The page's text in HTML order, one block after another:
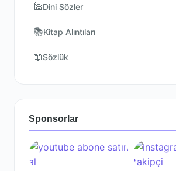
🕌Dini Sözler
📚Kitap Alıntıları
📖Sözlük
Sponsorlar